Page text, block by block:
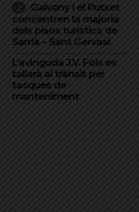
Galvany i el Putxet
concentren la majoria
dels pisos turístics de
Sarrià – Sant Gervasi
L’avinguda J.V. Foix es
tallarà al trànsit per
tasques de
manteniment